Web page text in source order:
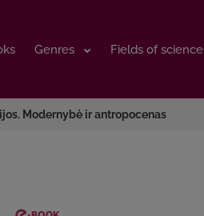
Genres Fields of science
Genres Fields of science
Modernybė ir antropocenas